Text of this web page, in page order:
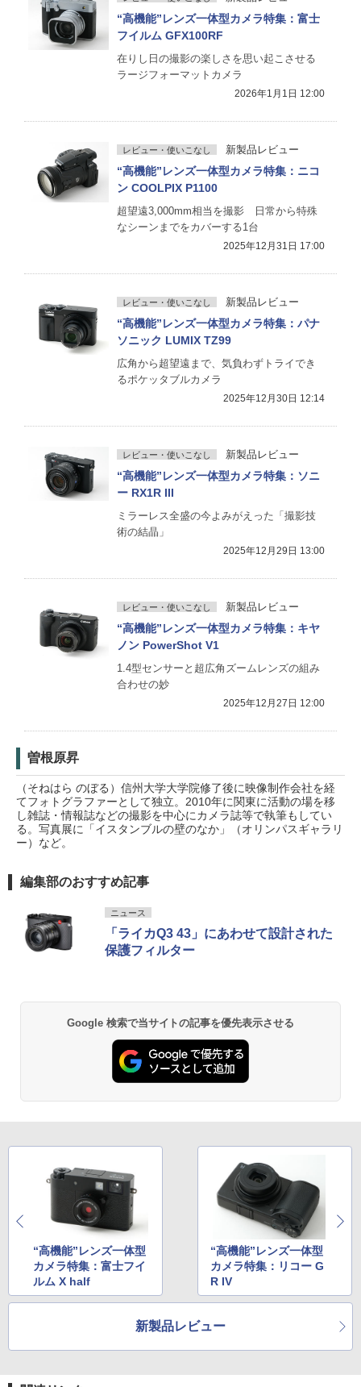
“高機能”レンズ一体型カメラ特集：富士
フイルム GFX100RF
在りし日の撮影の楽しさを思い起こさせる
ラージフォーマットカメラ
2026年1月1日 12:00
レビュー・使いこなし 新製品レビュー
“高機能”レンズ一体型カメラ特集：ニコ
ン COOLPIX P1100
超望遠3,000mm相当を撮影 日常から特殊
なシーンまでをカバーする1台
2025年12月31日 17:00
レビュー・使いこなし 新製品レビュー
“高機能”レンズ一体型カメラ特集：パナ
ソニック LUMIX TZ99
広角から超望遠まで、気負わずトライでき
るポケッタブルカメラ
2025年12月30日 12:14
レビュー・使いこなし 新製品レビュー
“高機能”レンズ一体型カメラ特集：ソニ
ー RX1R III
ミラーレス全盛の今よみがえった「撮影技
術の結晶」
2025年12月29日 13:00
レビュー・使いこなし 新製品レビュー
“高機能”レンズ一体型カメラ特集：キヤ
ノン PowerShot V1
1.4型センサーと超広角ズームレンズの組み
合わせの妙
2025年12月27日 12:00
曽根原昇
（そねはら のぼる）信州大学大学院修了後に映像制作会社を経
てフォトグラファーとして独立。2010年に関東に活動の場を移
し雑誌・情報誌などの撮影を中心にカメラ誌等で執筆もしてい
る。写真展に「イスタンブルの壁のなか」（オリンパスギャラリ
ー）など。
編集部のおすすめ記事
ニュース
「ライカQ3 43」にあわせて設計された
保護フィルター
Google 検索で当サイトの記事を優先表示させる
“高機能”レンズ一体型
カメラ特集：富士フイ
ルム X half
“高機能”レンズ一体型
カメラ特集：リコー G
R IV
新製品レビュー